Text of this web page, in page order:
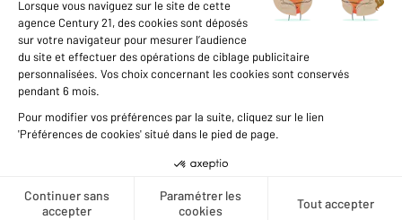
Téléphoner
Données personnelles
Gestionnaire des cookies
Achat maison autour de MAUREPAS (78310)